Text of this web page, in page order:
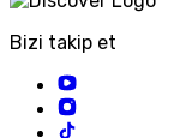
Bizi takip et